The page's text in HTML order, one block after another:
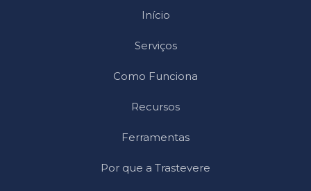
Início
Serviços
Como Funciona
Recursos
Ferramentas
Por que a Trastevere